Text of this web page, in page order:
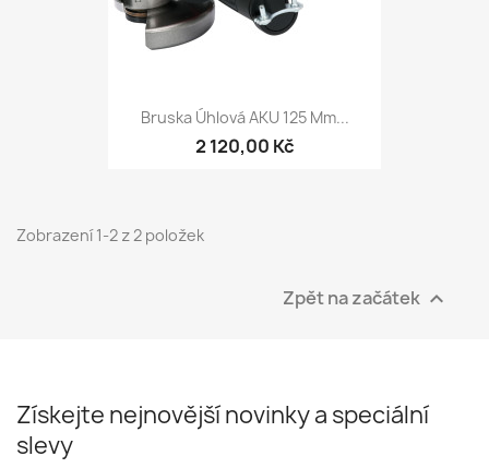
Bruska Úhlová AKU 125 Mm...
2 120,00 Kč
Zobrazení 1-2 z 2 položek
Zpět na začátek 
Získejte nejnovější novinky a speciální
slevy